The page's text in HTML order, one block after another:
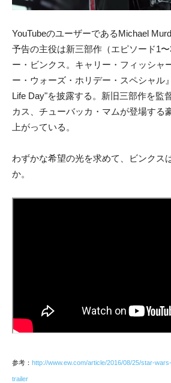
YouTubeのユーザーであるMichael
予告の主役は新三部作（エピソード1
ー・ビンクス。キャリー・フィッシャ
ー・ウォーズ・ホリデー・スペシャル
Life Day"を披露する。新旧三部作を監
カス、チューバッカ・マムが登場する
上がっている。
わずかな希望の光を求めて、ビンクス
か。
参考： http://www.ew.com/article/2016/08/25/star-
trailer